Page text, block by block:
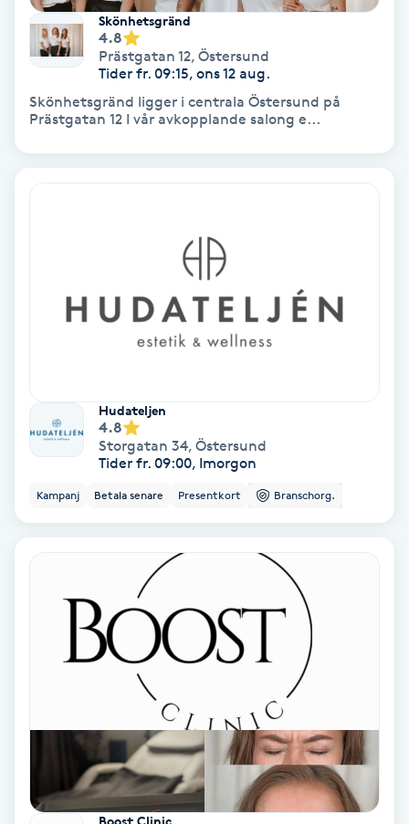
Extensions borttagning
Eyeliner-tatuering
Face framing
Faceliftmassage
Fillers
Fotmassage
Fotsvamp
Fransborttagning
Fransförlängning
Fransförlängning Megavolym
Skönhetsgränd
4.8
Prästgatan 12, Östersund
Tider fr. 09:15, ons 12 aug.
Skönhetsgränd ligger i centrala Östersund på
Prästgatan 12 I vår avkopplande salong e...
Hudateljen
4.8
Storgatan 34, Östersund
Tider fr. 09:00, Imorgon
Kampanj Betala senare Presentkort Branschorg.
Boost Clinic